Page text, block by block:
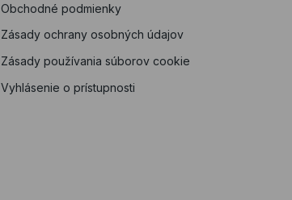
Obchodné podmienky
Zásady ochrany osobných údajov
Zásady používania súborov cookie
Vyhlásenie o prístupnosti